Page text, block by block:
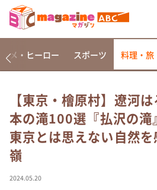
なるみ・岡村の過ぎるTV
相席食堂
～人生密着トークバラエティ！
て真剣です
メ・ヒーロー スポーツ 料理・旅
【東京・檜原村】遼河
本の滝100選『払沢の滝
東京とは思えない自然
嶺
2024.05.20